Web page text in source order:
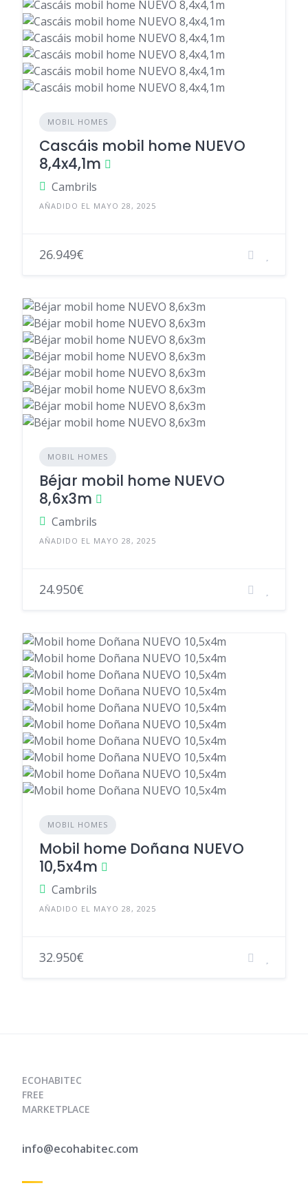
MOBIL HOMES
Cascáis mobil home NUEVO
8,4x4,1m
Cambrils
AÑADIDO EL MAYO 28, 2025
26.949€
MOBIL HOMES
Béjar mobil home NUEVO
8,6x3m
Cambrils
AÑADIDO EL MAYO 28, 2025
24.950€
MOBIL HOMES
Mobil home Doñana NUEVO
10,5x4m
Cambrils
AÑADIDO EL MAYO 28, 2025
32.950€
ECOHABITEC
FREE
MARKETPLACE
info@ecohabitec.com